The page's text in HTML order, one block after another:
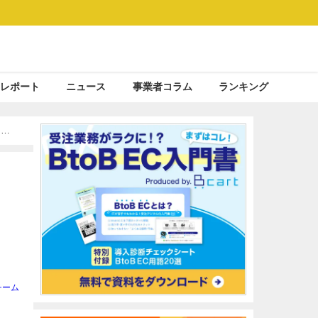
ポート ニュース 事業者コラム ランキング
ム